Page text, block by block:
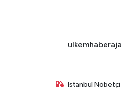
İstanbul